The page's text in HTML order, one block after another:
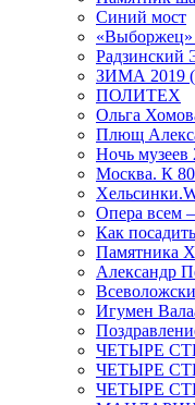
Синий мост
«Выборжец»
Радзинский
ЗИМА 2019
ПОЛИТЕХ
Ольга
Плющ
Ночь музеев
Москва. К
Опера всем
Как
Памятника
Александр
Игумен
ЧЕТЫРЕ
ЧЕТЫРЕ
ЧЕТЫРЕ